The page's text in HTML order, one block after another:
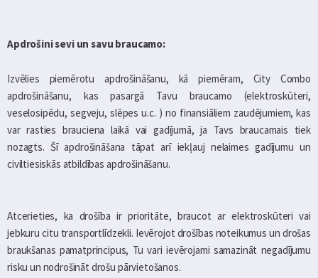
Apdrošini sevi un savu braucamo:
Izvēlies piemērotu apdrošināšanu, kā piemēram, City Combo
apdrošināšanu, kas pasargā Tavu braucamo (elektroskūteri,
veselosipēdu, segveju, slēpes u.c. ) no finansiāliem zaudējumiem, kas
var rasties brauciena laikā vai gadījumā, ja Tavs braucamais tiek
nozagts. Šī apdrošināšana tāpat arī iekļauj nelaimes gadījumu un
civiltiesiskās atbildības apdrošināšanu.
Atcerieties, ka drošība ir prioritāte, braucot ar elektroskūteri vai
jebkuru citu transportlīdzekli. Ievērojot drošības noteikumus un drošas
braukšanas pamatprincipus, Tu vari ievērojami samazināt negadījumu
risku un nodrošināt drošu pārvietošanos.